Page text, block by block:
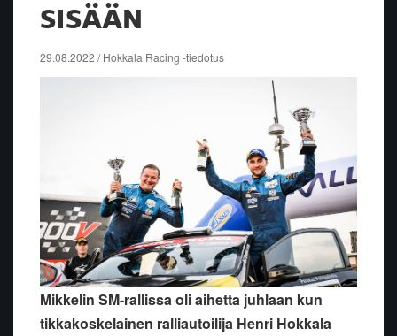
SISÄÄN
29.08.2022 / Hokkala Racing -tiedotus
Mikkelin SM-rallissa oli aihetta juhlaan kun
tikkakoskelainen ralliautoilija Henri Hokkala